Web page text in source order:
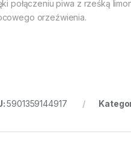
połączeniu piwa z rześką
orzeźwienia.
5901359144917